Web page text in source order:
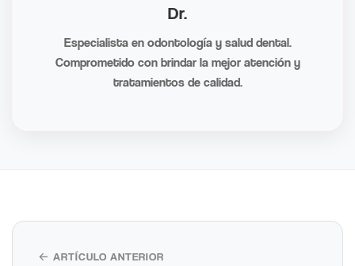
Dr.
Especialista en odontología y salud dental.
Comprometido con brindar la mejor atención y
tratamientos de calidad.
← ARTÍCULO ANTERIOR